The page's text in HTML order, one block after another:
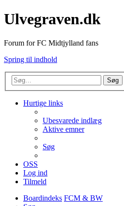
Ulvegraven.dk
Forum for FC Midtjylland fans
Spring til indhold
Søg
Hurtige links
Ubesvarede indlæg
Aktive emner
Søg
OSS
Log ind
Tilmeld
Boardindeks FCM & BW